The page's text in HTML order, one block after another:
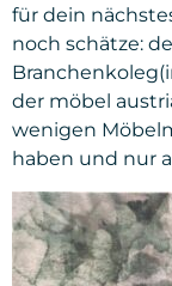
für dein
noch schätze:
der möbel
wenigen
haben und nur